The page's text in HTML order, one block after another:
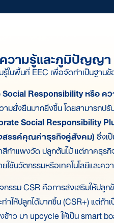
วามรู้และภูมิปัญ
ในพื้นที่ EEC เพื่อจัดทำเป็นฐา
Social Responsibility หรือ
มยั่งยืนมากยิ่งขึ้น โดยสามารถป
Social Responsibility
สรรค์คุณค่าธุรกิจคู่สังคม)ซึ่งเ
สีกำแพงวัด ปลูกต้นไม้ แต่ภาค
ยใช้นวัตกรรมหรือเทคโนโลยีและค
รรม CSR คือการส่งเสริมให้ปลู
ทำให้ปลูกได้มากขึ้น (CSR+) แ
ข้าว มา upcycle ให้เป็น smart